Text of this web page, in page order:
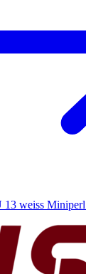
13 weiss Miniperl